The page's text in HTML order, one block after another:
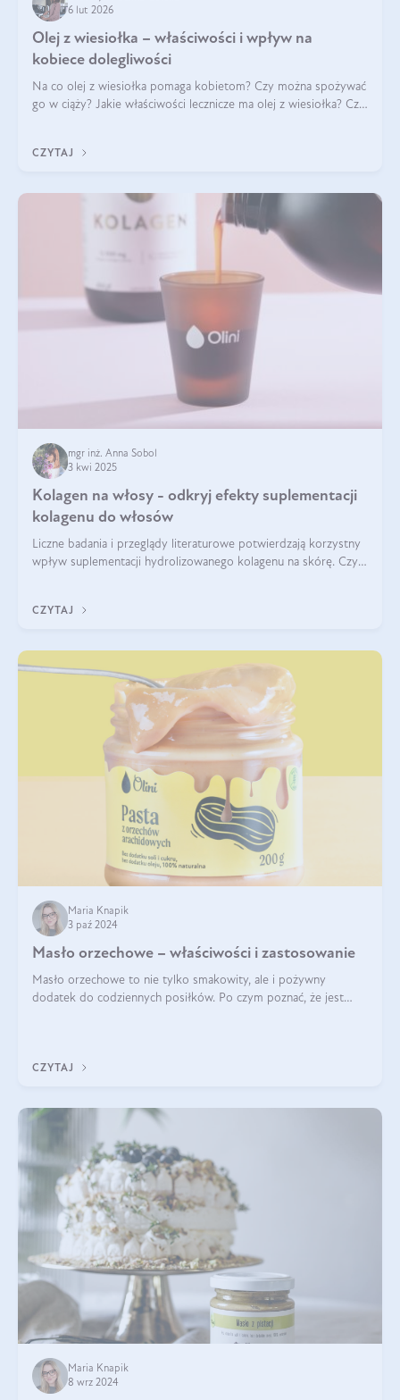
6 lut 2026
Olej z wiesiołka – właściwości i wpływ na
kobiece dolegliwości
Na co olej z wiesiołka pomaga kobietom? Czy można spożywać
go w ciąży? Jakie właściwości lecznicze ma olej z wiesiołka? Czy
CZYTAJ
mgr inż. Anna Sobol
3 kwi 2025
Kolagen na włosy - odkryj efekty suplementacji
kolagenu do włosów
Liczne badania i przeglądy literaturowe potwierdzają korzystny
wpływ suplementacji hydrolizowanego kolagenu na skórę. Czy
CZYTAJ
Maria Knapik
3 paź 2024
Masło orzechowe – właściwości i zastosowanie
Masło orzechowe to nie tylko smakowity, ale i pożywny
dodatek do codziennych posiłków. Po czym poznać, że jest
CZYTAJ
Maria Knapik
8 wrz 2024